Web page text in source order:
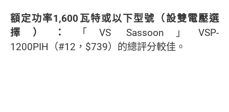
額定功率1,600瓦特或以下型號（設雙電壓選
擇）：
「VS Sassoon」VSP-
1200PIH（#12，$739）的總評分較佳。